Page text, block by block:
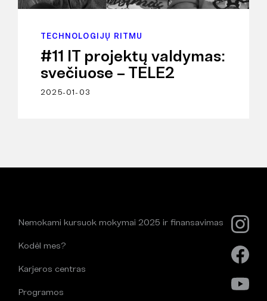
TECHNOLOGIJŲ RITMU
#11 IT projektų valdymas:
svečiuose – TELE2
2025-01-03
Nemokami kursuok mokymai 2025 ir finansavimas
Kodėl mes?
Karjeros centras
Programos